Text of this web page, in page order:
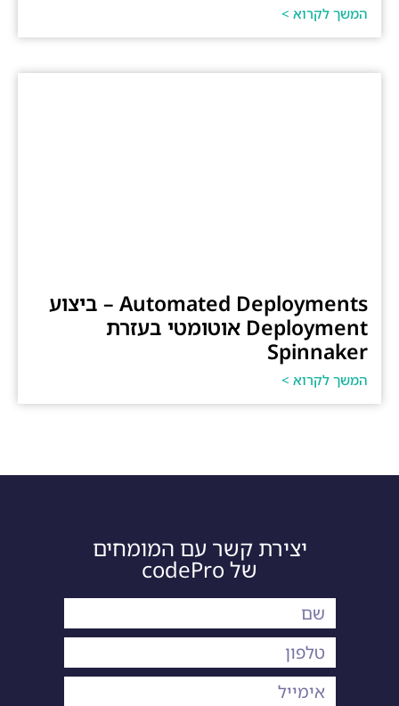
המשך לקרוא >
Automated Deployments – ביצוע
Deployment אוטומטי בעזרת
Spinnaker
המשך לקרוא >
יצירת קשר עם המומחים
של codePro